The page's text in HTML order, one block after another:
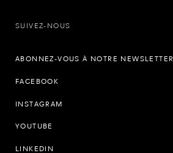
SUIVEZ-NOUS
ABONNEZ-VOUS À NOTRE NEWSLETTER
FACEBOOK
INSTAGRAM
YOUTUBE
LINKEDIN